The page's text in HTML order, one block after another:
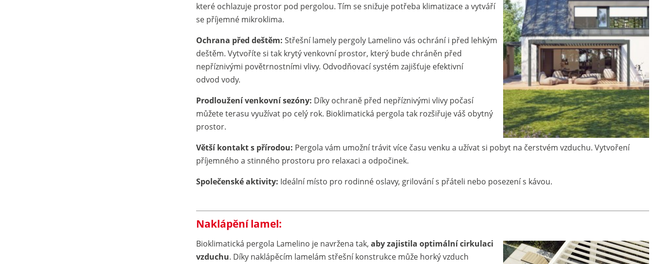
které ochlazuje prostor pod pergolou. Tím se snižuje potřeba klimatizace a vytváří
se příjemné mikroklima.
Ochrana před deštěm: Střešní lamely pergoly Lamelino vás ochrání i před lehkým
deštěm. Vytvoříte si tak krytý venkovní prostor, který bude chráněn před
nepříznivými povětrnostními vlivy. Odvodňovací systém zajišťuje efektivní
odvod vody.
Prodloužení venkovní sezóny: Díky ochraně před nepříznivými vlivy počasí
můžete terasu využívat po celý rok. Bioklimatická pergola tak rozšiřuje váš obytný
prostor.
Větší kontakt s přírodou: Pergola vám umožní trávit více času venku a užívat si pobyt na čerstvém vzduchu. Vytvoření
příjemného a stinného prostoru pro relaxaci a odpočinek.
Společenské aktivity: Ideální místo pro rodinné oslavy, grilování s přáteli nebo posezení s kávou.
Naklápění lamel:
Bioklimatická pergola Lamelino je navržena tak,aby zajistila optimální cirkulaci
vzduchu. Díky naklápěcím lamelám střešní konstrukce může horký vzduch